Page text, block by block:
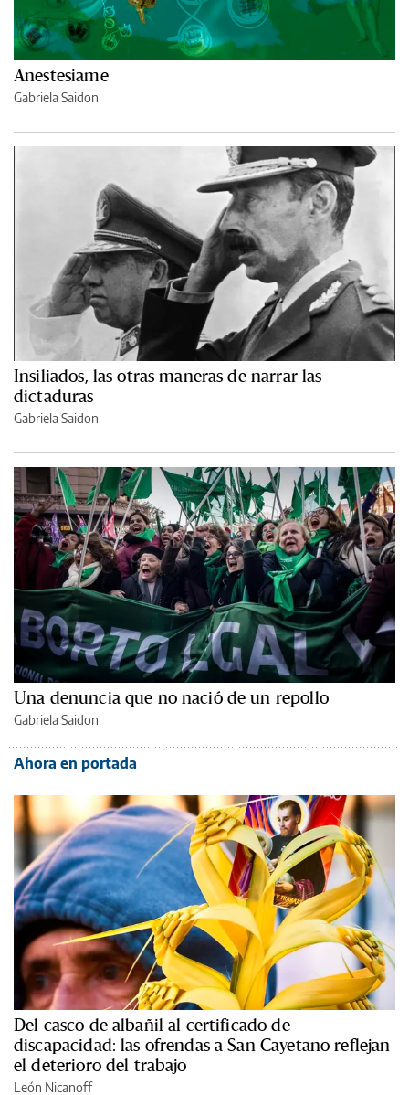
Anestesiame
Gabriela Saidon
Insiliados, las otras maneras de narrar las
dictaduras
Gabriela Saidon
Una denuncia que no nació de un repollo
Gabriela Saidon
Ahora en portada
Del casco de albañil al certificado de
discapacidad: las ofrendas a San Cayetano reflejan
el deterioro del trabajo
León Nicanoff